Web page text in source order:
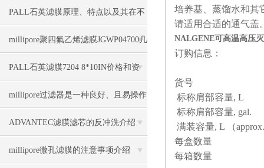
景
PALL石英滤膜原理、特点以及其在不
同领域中的应用
millipore聚四氟乙烯滤膜JGWP04700几
大优势
PALL石英滤膜7204 8*10IN价格和资
料
millipore过滤器是一种良好、且易操作
的全自动过滤装置
ADVANTEC滤膜滤芯的反冲洗介绍
millipore微孔滤膜的注意事项介绍
培养基、蒸馏水和其
请适用合适的通气盖
NALGENE可高温高压
订购信息：
货号
标称肩部容量, L
标称肩部容量, gal.
满装容量, L （
每盒数量
每箱数量